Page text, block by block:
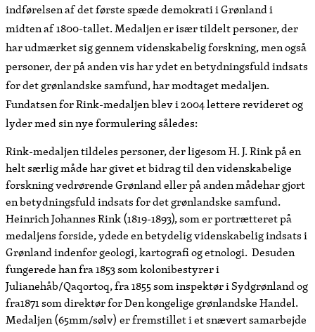
indførelsen af det første spæde demokrati i Grønland i
midten af 1800-tallet. Medaljen er især tildelt personer, der
har udmærket sig gennem videnskabelig forskning, men også
personer, der på anden vis har ydet en betydningsfuld indsats
for det grønlandske samfund, har modtaget medaljen.
Fundatsen for Rink-medaljen blev i 2004 lettere revideret og
lyder med sin nye formulering således:
Rink-medaljen tildeles personer, der ligesom H. J. Rink på en
helt særlig måde har givet et bidrag til den videnskabelige
forskning vedrørende Grønland eller på anden mådehar gjort
en betydningsfuld indsats for det grønlandske samfund.
Heinrich Johannes Rink (1819-1893), som er portrætteret på
medaljens forside, ydede en betydelig videnskabelig indsats i
Grønland indenfor geologi, kartografi og etnologi. Desuden
fungerede han fra 1853 som kolonibestyrer i
Julianehåb/Qaqortoq, fra 1855 som inspektør i Sydgrønland og
fra1871 som direktør for Den kongelige grønlandske Handel.
Medaljen (65mm/sølv) er fremstillet i et snævert samarbejde